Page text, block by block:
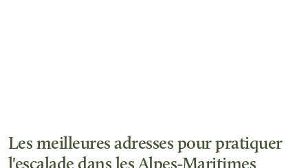
Les meilleures adresses pour pratiquer